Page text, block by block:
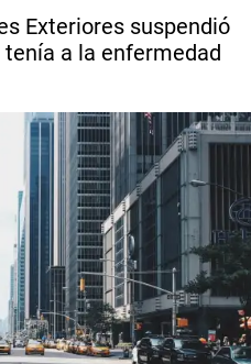
Exteriores suspendió
a la enfermedad